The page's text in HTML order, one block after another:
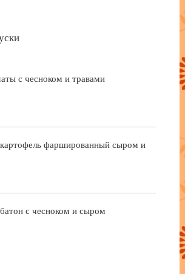
с чесноком и травами
фаршированный сыром и
с чесноком и сыром